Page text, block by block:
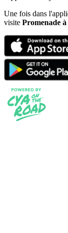
Une fois dans
visite Promenade